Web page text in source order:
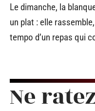
Le dimanche, la
un plat : elle
tempo d’un repas qui
Ne